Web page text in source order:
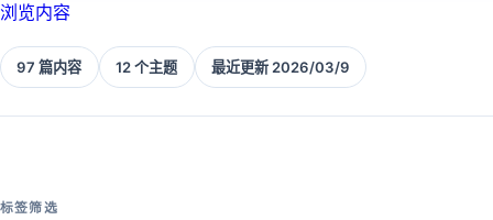
浏览内容
97 篇内容 12 个主题 最近更新 2026/03/9
标签筛选